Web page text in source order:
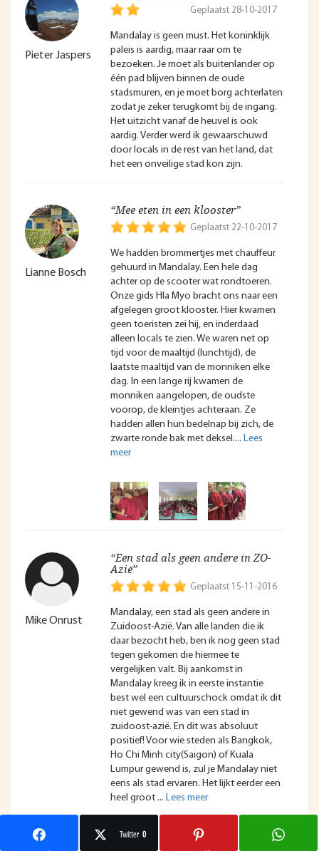
Twitter 0
Pieter Jaspers
Geplaatst 28-10-2017
Mandalay is geen must. Het koninklijk
paleis is aardig, maar raar om te
bezoeken. Je moet als buitenlander op
één pad blijven binnen de oude
stadsmuren, en je moet borg achterlaten
zodat je zeker terugkomt bij de ingang.
Het uitzicht vanaf de heuvel is ook
aardig. Verder werd ik gewaarschuwd
door locals in de rest van het land, dat
het een onveilige stad kon zijn.
Lianne Bosch
“Mee eten in een klooster”
Geplaatst 22-10-2017
We hadden brommertjes met chauffeur
gehuurd in Mandalay. Een hele dag
achter op de scooter wat rondtoeren.
Onze gids Hla Myo bracht ons naar een
afgelegen groot klooster. Hier kwamen
geen toeristen zei hij, en inderdaad
alleen locals te zien. We waren net op
tijd voor de maaltijd (lunchtijd), de
laatste maaltijd van de monniken elke
dag. In een lange rij kwamen de
monniken aangelopen, de oudste
voorop, de kleintjes achteraan. Ze
hadden allen hun bedelnap bij zich, de
zwarte ronde bak met deksel.
Mike Onrust
“Een stad als geen andere in ZO-
Azië”
Geplaatst 15-11-2016
Mandalay, een stad als geen andere in
Zuidoost-Azië. Van alle landen die ik
daar bezocht heb, ben ik nog geen stad
tegen gekomen die hiermee te
vergelijken valt. Bij aankomst in
Mandalay kreeg ik in eerste instantie
best wel een cultuurschock omdat ik dit
niet gewend was van een stad in
zuidoost-azië. En dit was absoluut
positief! Voor wie steden als Bangkok,
Ho Chi Minh city(Saigon) of Kuala
Lumpur gewend is, zul je Mandalay niet
eens als stad ervaren. Het lijkt eerder een
heel groot